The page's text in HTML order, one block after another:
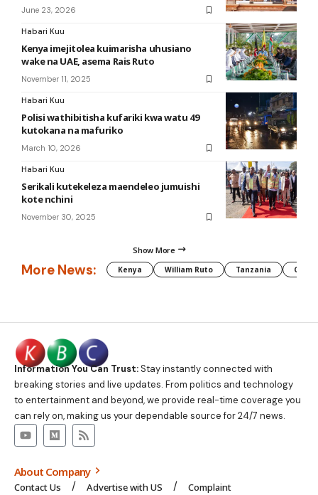
June 23, 2026
Habari Kuu
Kenya imejitolea kuimarisha uhusiano
wake na UAE, asema Rais Ruto
November 11, 2025
Habari Kuu
Polisi wathibitisha kufariki kwa watu 49
kutokana na mafuriko
March 10, 2026
Habari Kuu
Serikali kutekeleza maendeleo jumuishi
kote nchini
November 30, 2025
Show More
More News: Kenya William Ruto Tanzania CAF
Information You Can Trust:Stay instantly connected with
breaking stories and live updates. From politics and technology
to entertainment and beyond, we provide real-time coverage you
can rely on, making us your dependable source for 24/7 news.
About Company
Contact Us Advertise with US Complaint